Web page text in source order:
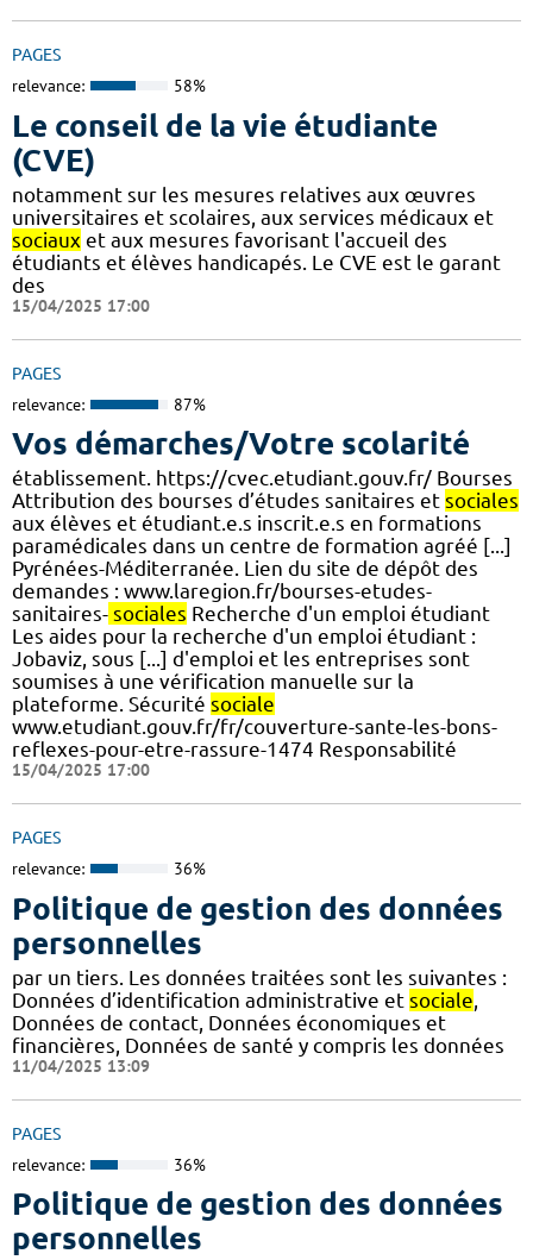
PAGES
relevance: 58%
Le conseil de la vie étudiante
(CVE)
notamment sur les mesures relatives aux œuvres
universitaires et scolaires, aux services médicaux et
sociaux et aux mesures favorisant l'accueil des
étudiants et élèves handicapés. Le CVE est le garant
des
15/04/2025 17:00
PAGES
relevance: 87%
Vos démarches/Votre scolarité
établissement. https://cvec.etudiant.gouv.fr/ Bourses
Attribution des bourses d’études sanitaires et sociales
aux élèves et étudiant.e.s inscrit.e.s en formations
paramédicales dans un centre de formation agréé [...]
Pyrénées-Méditerranée. Lien du site de dépôt des
demandes : www.laregion.fr/bourses-etudes-
sanitaires- sociales Recherche d'un emploi étudiant
Les aides pour la recherche d'un emploi étudiant :
Jobaviz, sous [...] d'emploi et les entreprises sont
soumises à une vérification manuelle sur la
plateforme. Sécurité sociale
www.etudiant.gouv.fr/fr/couverture-sante-les-bons-
reflexes-pour-etre-rassure-1474 Responsabilité
15/04/2025 17:00
PAGES
relevance: 36%
Politique de gestion des données
personnelles
par un tiers. Les données traitées sont les suivantes :
Données d’identification administrative et sociale,
Données de contact, Données économiques et
financières, Données de santé y compris les données
11/04/2025 13:09
PAGES
relevance: 36%
Politique de gestion des données
personnelles